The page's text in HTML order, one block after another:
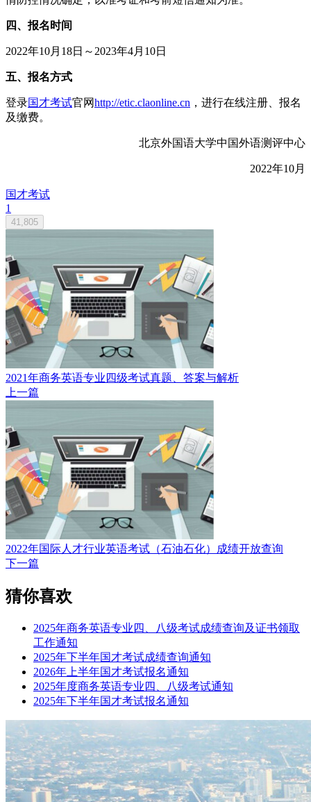
四、报名时间
2022年10月18日～2023年4月10日
五、报名方式
登录国才考试官网http://etic.claonline.cn ，进行在线注册、报名
及缴费。
北京外国语大学中国外语测评中心
2022年10月
国才考试
1
41,805
2021年商务英语专业四级考试真题、答案与解析
上一篇
2022年国际人才行业英语考试（石油石化）成绩开放查询
下一篇
猜你喜欢
2025年商务英语专业四、八级考试成绩查询及证书领取
工作通知
2025年下半年国才考试成绩查询通知
2026年上半年国才考试报名通知
2025年度商务英语专业四、八级考试通知
2025年下半年国才考试报名通知